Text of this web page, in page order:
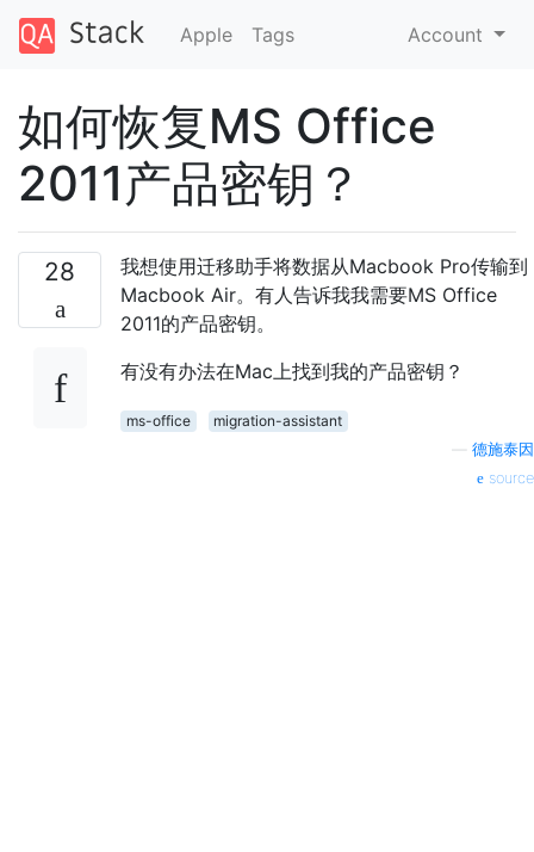
Apple Tags Account
如何恢复MS Office
2011产品密钥？
28
我想使用迁移助手将数据从Macbook Pro传输到
Macbook Air。有人告诉我我需要MS Office
2011的产品密钥。
有没有办法在Mac上找到我的产品密钥？
ms-office
migration-assistant
德施泰因
source